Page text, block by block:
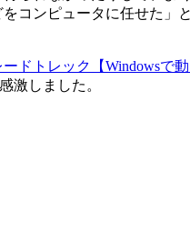
コンピュータに任せた」
ドトレック【Windowsで動
激しました。